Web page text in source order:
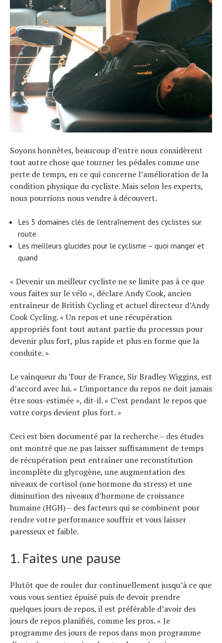
Soyons honnêtes, beaucoup d’entre nous considèrent
tout autre chose que tourner les pédales comme une
perte de temps, en ce qui concerne l’amélioration de la
condition physique du cycliste. Mais selon les experts,
nous pourrions nous vendre à découvert.
Les 5 domaines clés de l’entraînement des cyclistes sur
route
Les meilleurs glucides pour le cyclisme – quoi manger et
quand
« Devenir un meilleur cycliste ne se limite pas à ce que
vous faites sur le vélo », déclare Andy Cook, ancien
entraîneur de British Cycling et actuel directeur d’Andy
Cook Cycling. « Un repos et une récupération
appropriés font tout autant partie du processus pour
devenir plus fort, plus rapide et plus en forme que la
conduite. »
Le vainqueur du Tour de France, Sir Bradley Wiggins, est
d’accord avec lui. « L’importance du repos ne doit jamais
être sous-estimée », dit-il. « C’est pendant le repos que
votre corps devient plus fort. »
Ceci est bien documenté par la recherche – des études
ont montré que ne pas laisser suffisamment de temps
de récupération peut entraîner une reconstitution
incomplète du glycogène, une augmentation des
niveaux de cortisol (une hormone du stress) et une
diminution des niveaux d’hormone de croissance
humaine (HGH) – des facteurs qui se combinent pour
rendre votre performance souffrir et vous laisser
paresseux et faible.
1. Faites une pause
Plutôt que de rouler dur continuellement jusqu’à ce que
vous vous sentiez épuisé puis de devoir prendre
quelques jours de repos, il est préférable d’avoir des
jours de repos planifiés, comme les pros. « Je
programme des jours de repos dans mon programme
Tests de produits
Tendances
Tous nos articles
À propos